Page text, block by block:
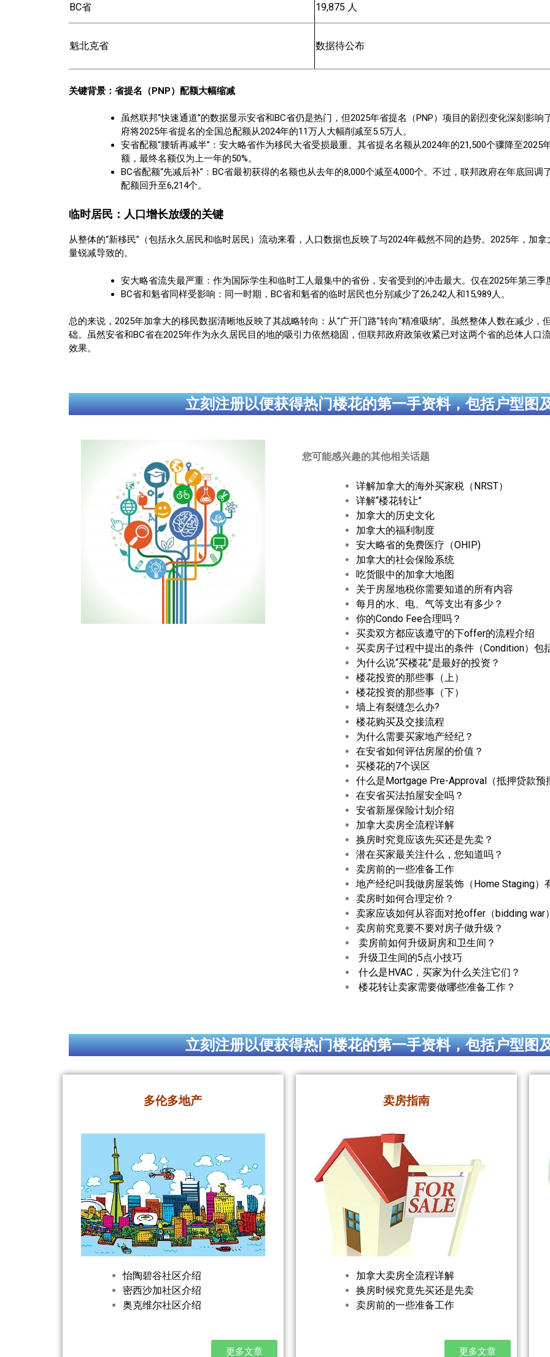
魁北克省 数据待公布
BC省 19,875 人
关键背景：省提名（PNP）配额大幅缩减
虽然联邦“快速通道”的数据显示安省和BC省仍是热门，但2025年省提名（PNP）项目的剧烈变化深刻影
府将2025年省提名的全国总配额从2024年的11万人大幅削减至5.5万人。
安省配额“腰斩再减半”：安大略省作为移民大省受损最重。其省提名名额从2024年的21,500个骤降至2025
额，最终名额仅为上一年的50%。
BC省配额“先减后补”：BC省最初获得的名额也从去年的8,000个减至4,000个。不过，联邦政府在年底回
配额回升至6,214个。
临时居民：人口增长放缓的关键
从整体的“新移民”（包括永久居民和临时居民）流动来看，人口数据也反映了与2024年截然不同的趋势。2025年，加
量锐减导致的。
安大略省流失最严重：作为国际学生和临时工人最集中的省份，安省受到的冲击最大。仅在2025年第三季
BC省和魁省同样受影响：同一时期，BC省和魁省的临时居民也分别减少了26,242人和15,989人。
总的来说，2025年加拿大的移民数据清晰地反映了其战略转向：从“广开门路”转向“精准吸纳”。虽然整体人数在减少
础。虽然安省和BC省在2025年作为永久居民目的地的吸引力依然稳固，但联邦政府政策收紧已对这两个省的总体人口
效果。
立刻注册以便获得热门楼花的第一手资料，包括户型图
您可能感兴趣的其他相关话题
详解加拿大的海外买家税（NRST）
详解“楼花转让”
加拿大的历史文化
加拿大的福利制度
安大略省的免费医疗（OHIP)
加拿大的社会保险系统
吃货眼中的加拿大地图
关于房屋地税你需要知道的所有内容
每月的水、电、气等支出有多少？
你的Condo Fee合理吗？
买卖双方都应该遵守的下offer的流程介绍
买卖房子过程中提出的条件（Condition）包
为什么说“买楼花”是最好的投资？
楼花投资的那些事（上）
楼花投资的那些事（下）
墙上有裂缝怎么办?
楼花购买及交接流程
为什么需要买家地产经纪？
在安省如何评估房屋的价值？
买楼花的7个误区
什么是Mortgage Pre-Approval（抵押贷款预
在安省买法拍屋安全吗？
安省新屋保险计划介绍
加拿大卖房全流程详解
换房时究竟应该先买还是先卖？
潜在买家最关注什么，您知道吗？
卖房前的一些准备工作
地产经纪叫我做房屋装饰（Home Staging）
卖房时如何合理定价？
卖家应该如何从容面对抢offer（bidding war
卖房前究竟要不要对房子做升级？
卖房前如何升级厨房和卫生间？
升级卫生间的5点小技巧
什么是HVAC，买家为什么关注它们？
楼花转让卖家需要做哪些准备工作？
立刻注册以便获得热门楼花的第一手资料，包括户型图
多伦多地产
怡陶碧谷社区介绍
密西沙加社区介绍
奥克维尔社区介绍
更多文章
卖房指南
加拿大卖房全流程详解
换房时候究竟先买还是先卖
卖房前的一些准备工作
更多文章